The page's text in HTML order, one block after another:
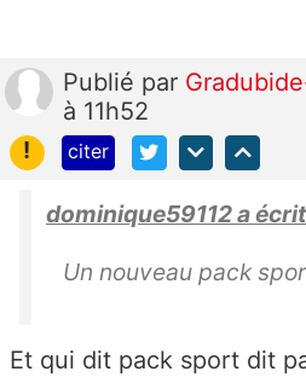
Publié par
à 11h52
!
citer
dominique59112 a écrit
Un nouveau pack
Et qui dit pack sport dit